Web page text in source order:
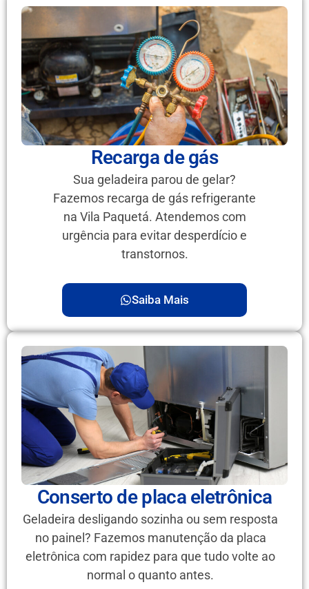
Recarga de gás
Sua geladeira parou de gelar?
Fazemos recarga de gás refrigerante
na Vila Paquetá. Atendemos com
urgência para evitar desperdício e
transtornos.
Saiba Mais
Conserto de placa eletrônica
Geladeira desligando sozinha ou sem resposta
no painel? Fazemos manutenção da placa
eletrônica com rapidez para que tudo volte ao
normal o quanto antes.